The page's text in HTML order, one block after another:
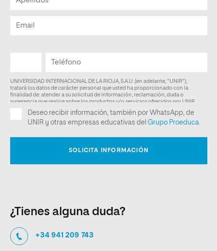
¿Tienes alguna duda?
+34 941 209 743